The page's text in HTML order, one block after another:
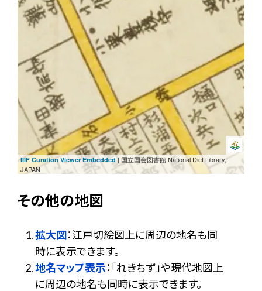
IIIF Curation Viewer Embedded | 国立国会図書館 National Diet Library,
JAPAN
その他の地図
拡大図：江戸切絵図上に周辺の地名も同
時に表示できます。
地名マップ表示：「れきちず」や現代地図上
に周辺の地名も同時に表示できます。